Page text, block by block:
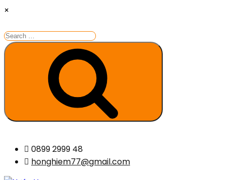
×
Search
for:
Search
Skip
content
0899 2999 48
honghiem77@gmail.com